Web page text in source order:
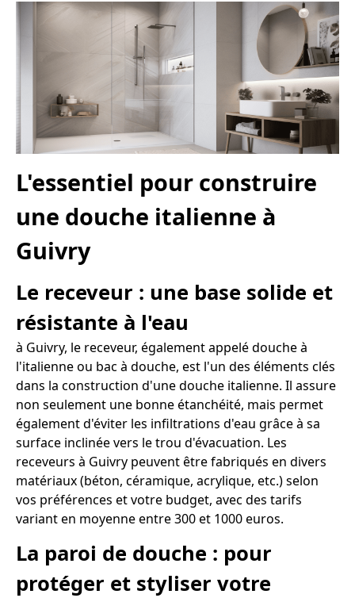
L'essentiel pour construire
une douche italienne à
Guivry
Le receveur : une base solide et
résistante à l'eau
à Guivry, le receveur, également appelé douche à
l'italienne ou bac à douche, est l'un des éléments clés
dans la construction d'une douche italienne. Il assure
non seulement une bonne étanchéité, mais permet
également d'éviter les infiltrations d'eau grâce à sa
surface inclinée vers le trou d'évacuation. Les
receveurs à Guivry peuvent être fabriqués en divers
matériaux (béton, céramique, acrylique, etc.) selon
vos préférences et votre budget, avec des tarifs
variant en moyenne entre 300 et 1000 euros.
La paroi de douche : pour
protéger et styliser votre